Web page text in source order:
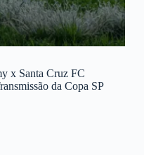
x Santa Cruz FC
da Copa SP